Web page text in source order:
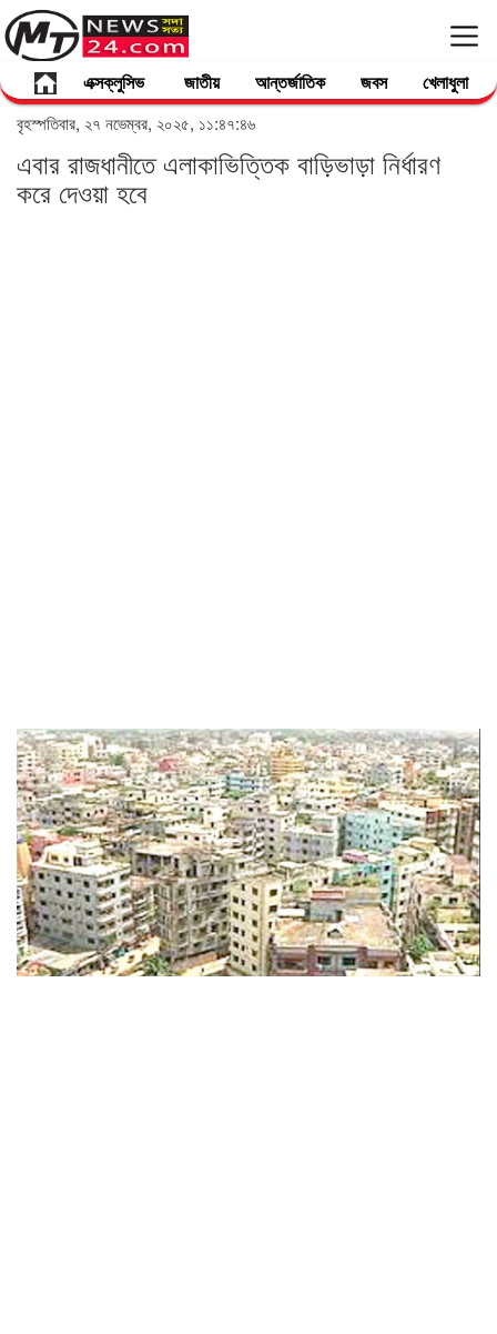
এক্সক্লুসিভ জাতীয় আন্তর্জাতিক জবস খেলাধুলা
বৃহস্পতিবার, ২৭ নভেম্বর, ২০২৫, ১১:৪৭:৪৬
এবার রাজধানীতে এলাকাভিত্তিক বাড়িভাড়া নির্ধারণ
করে দেওয়া হবে